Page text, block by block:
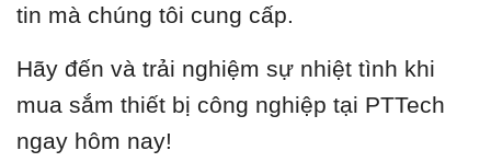
tin mà chúng tôi cung cấp.
Hãy đến và trải nghiệm sự nhiệt tình khi
mua sắm thiết bị công nghiệp tại PTTech
ngay hôm nay!